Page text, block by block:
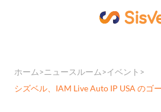
ホーム ニュースルーム
イベント
シズベル、IAM Live Auto IP USA のゴ